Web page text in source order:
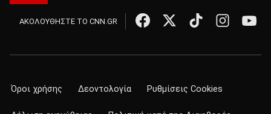
ΑΚΟΛΟΥΘΗΣΤΕ ΤΟ CNN.GR
Όροι χρήσης Δεοντολογία Ρυθμίσεις Cookies